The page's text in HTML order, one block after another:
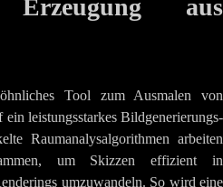
Erzeugung aus
Tool zum Ausmalen von
leistungsstarkes Bildgenerierungs-
Raumanalysalgorithmen arbeiten
um Skizzen effizient in
umzuwandeln. So wird eine